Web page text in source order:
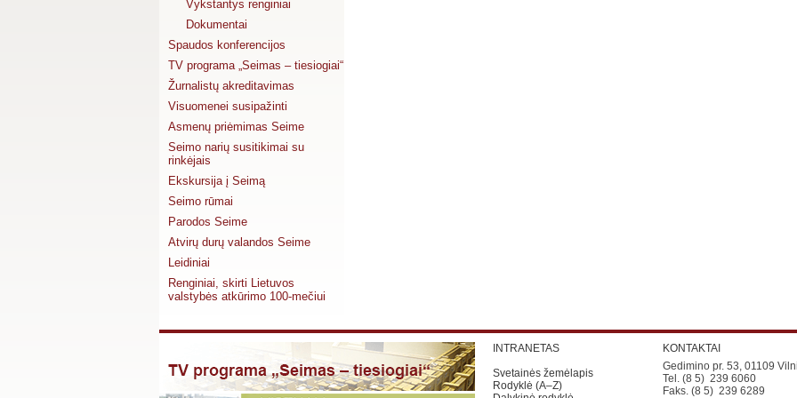
Vykstantys renginiai
Dokumentai
Spaudos konferencijos
TV programa „Seimas – tiesiogiai“
Žurnalistų akreditavimas
Visuomenei susipažinti
Asmenų priėmimas Seime
Seimo narių susitikimai su
rinkėjais
Ekskursija į Seimą
Seimo rūmai
Parodos Seime
Atvirų durų valandos Seime
Leidiniai
Renginiai, skirti Lietuvos
valstybės atkūrimo 100-mečiui
INTRANETAS
Svetainės žemėlapis
Rodyklė (A–Z)
KONTAKTAI
Gedimino pr. 53, 01109
Tel. (8 5) 239 6060
Faks. (8 5) 239 6289